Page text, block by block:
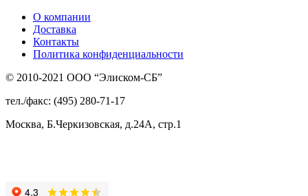
О компании
Доставка
Контакты
Политика конфиденциальности
© 2010-2021 ООО “Элиском-СБ”
тел./факс: (495) 280-71-17
Москва, Б.Черкизовская, д.24А, стр.1